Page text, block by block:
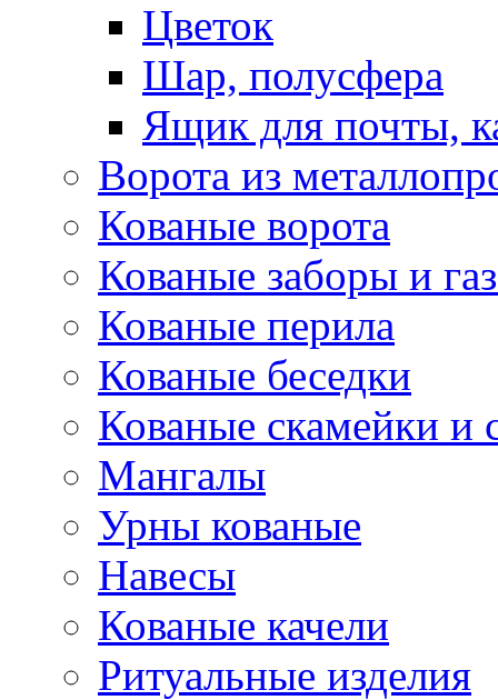
Цветок
Шар, полусфера
Ящик для почты,
Ворота из
Кованые ворота
Кованые заборы и
Кованые перила
Кованые беседки
Кованые скамейки и
Мангалы
Урны кованые
Навесы
Кованые качели
Ритуальные изделия